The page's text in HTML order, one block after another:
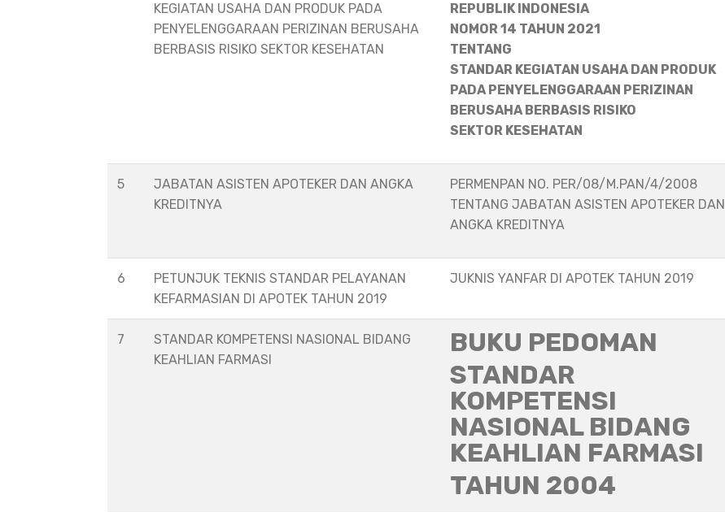
KEGIATAN USAHA DAN PRODUK PADA
PENYELENGGARAAN PERIZINAN BERUSAHA
BERBASIS RISIKO SEKTOR KESEHATAN
REPUBLIK INDONESIA
NOMOR 14 TAHUN 2021
TENTANG
STANDAR KEGIATAN USAHA DAN PRODUK
PADA PENYELENGGARAAN PERIZINAN
BERUSAHA BERBASIS RISIKO
SEKTOR KESEHATAN
5
JABATAN ASISTEN APOTEKER DAN ANGKA
KREDITNYA
PERMENPAN NO. PER/08/M.PAN/4/2008
TENTANG JABATAN ASISTEN APOTEKER DAN
ANGKA KREDITNYA
6
PETUNJUK TEKNIS STANDAR PELAYANAN
KEFARMASIAN DI APOTEK TAHUN 2019
JUKNIS YANFAR DI APOTEK TAHUN 2019
7
STANDAR KOMPETENSI NASIONAL BIDANG
KEAHLIAN FARMASI
BUKU PEDOMAN
STANDAR
KOMPETENSI
NASIONAL BIDANG
KEAHLIAN FARMASI
TAHUN 2004